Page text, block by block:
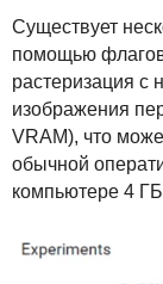
Существует
помощью
растеризация с
изображения
VRAM), что
обычной
компьютере 4